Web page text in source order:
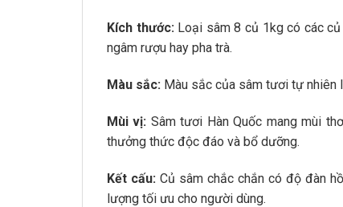
Kích thước:Loại sâm 8 củ 1kg có các củ
ngâm rượu hay pha trà.
Màu sắc: Màu sắc của sâm tươi tự nhiên
Mùi vị: Sâm tươi Hàn Quốc mang mùi
thưởng thức độc đáo và bổ dưỡng.
Kết cấu: Củ sâm chắc chắn có độ đàn
lượng tối ưu cho người dùng.